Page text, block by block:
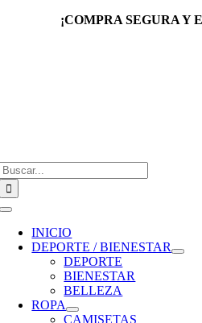
¡COMPRA SEGURA Y
Toggle
Navigation
INICIO
DEPORTE / BIENESTAR
DEPORTE
BIENESTAR
BELLEZA
ROPA
CAMISETAS